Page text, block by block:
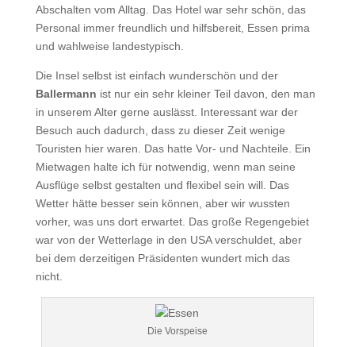
Abschalten vom Alltag. Das Hotel war sehr schön, das
Personal immer freundlich und hilfsbereit, Essen prima
und wahlweise landestypisch.
Die Insel selbst ist einfach wunderschön und der
Ballermann ist nur ein sehr kleiner Teil davon, den man
in unserem Alter gerne auslässt. Interessant war der
Besuch auch dadurch, dass zu dieser Zeit wenige
Touristen hier waren. Das hatte Vor- und Nachteile. Ein
Mietwagen halte ich für notwendig, wenn man seine
Ausflüge selbst gestalten und flexibel sein will. Das
Wetter hätte besser sein können, aber wir wussten
vorher, was uns dort erwartet. Das große Regengebiet
war von der Wetterlage in den USA verschuldet, aber
bei dem derzeitigen Präsidenten wundert mich das
nicht.
Die Vorspeise